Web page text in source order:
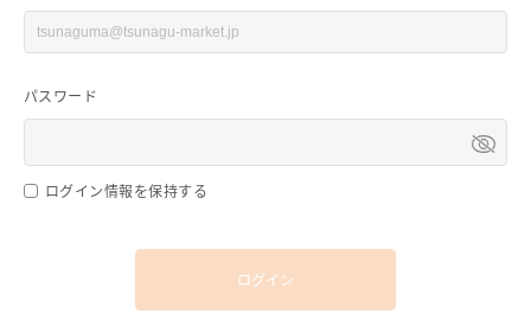
カテゴリから探す
特集から探す
全ての作品をみる
カテゴリから探す
特集から探す
全ての作品をみる
パスワード
ログイン情報を保持する
ログイン